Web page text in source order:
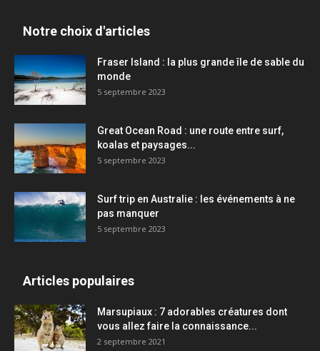
Notre choix d'articles
Fraser Island : la plus grande île de sable du
monde
5 septembre 2023
Great Ocean Road : une route entre surf,
koalas et paysages...
5 septembre 2023
Surf trip en Australie : les événements à ne
pas manquer
5 septembre 2023
Articles populaires
Marsupiaux : 7 adorables créatures dont
vous allez faire la connaissance...
2 septembre 2021